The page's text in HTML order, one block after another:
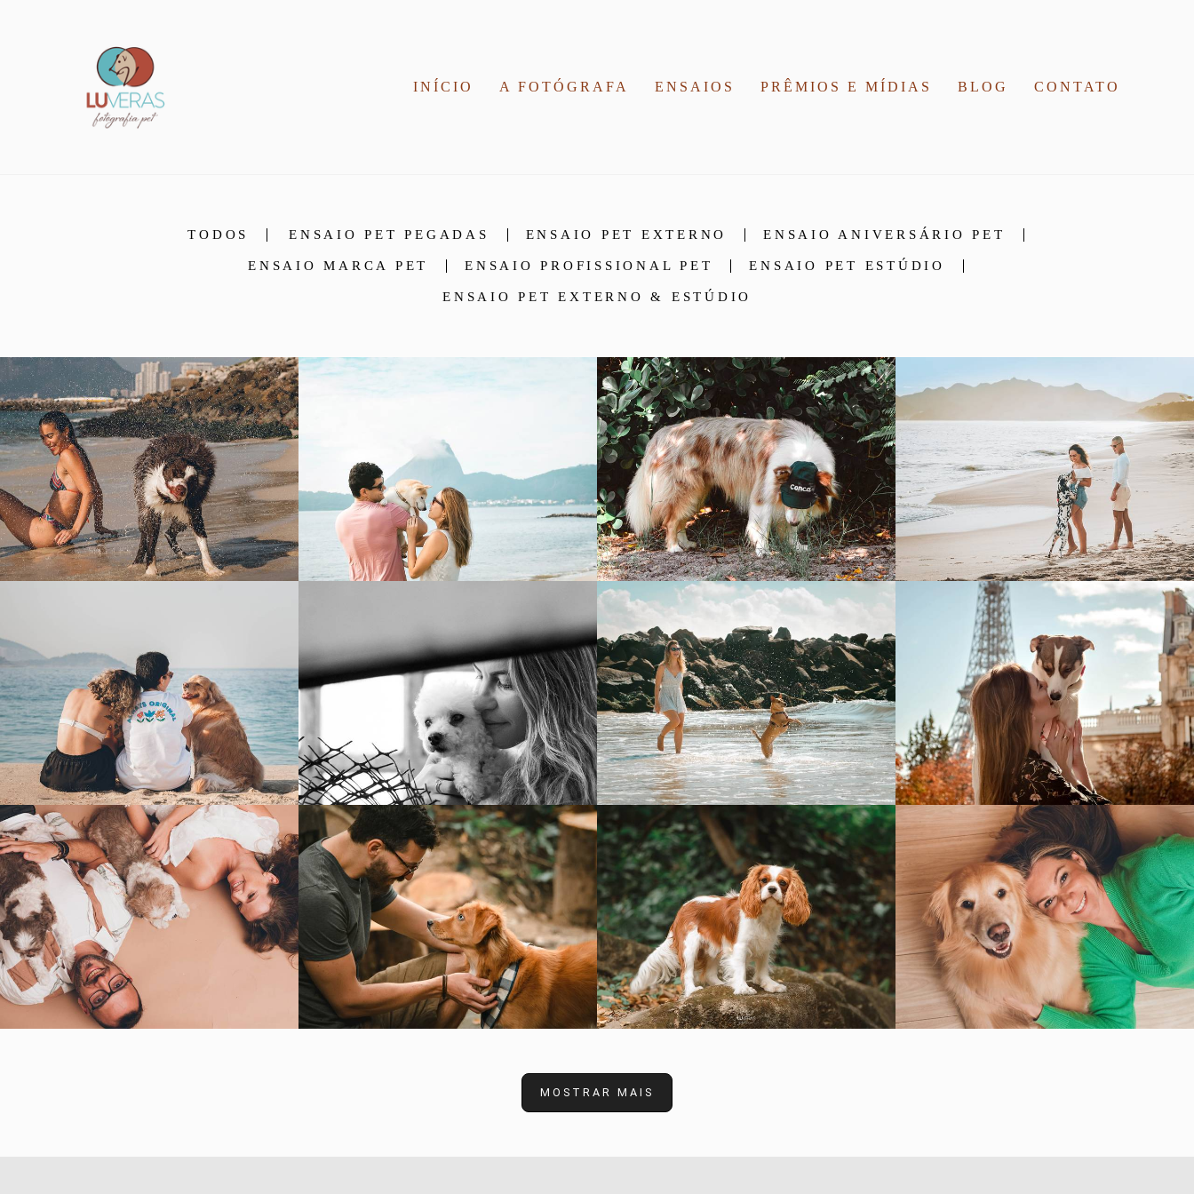
INÍCIO A FOTÓGRAFA ENSAIOS PRÊMIOS E MÍDIAS BLOG CONTATO
TODOS ENSAIO PET PEGADAS ENSAIO PET EXTERNO ENSAIO ANIVERSÁRIO PET
ENSAIO MARCA PET ENSAIO PROFISSIONAL PET ENSAIO PET ESTÚDIO
ENSAIO PET EXTERNO & ESTÚDIO
216 0 263 248 0 748 0
1022 0 1625 0 1170 0 1015 0
1384 1115 0 931 0 1520 0
MOSTRAR MAIS